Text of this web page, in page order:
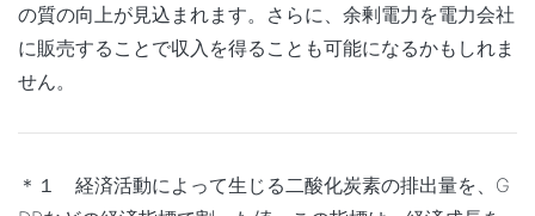
の質の向上が見込まれます。さらに、余剰電力を電力会社
に販売することで収入を得ることも可能になるかもしれま
せん。
＊１ 経済活動によって生じる二酸化炭素の排出量を、G